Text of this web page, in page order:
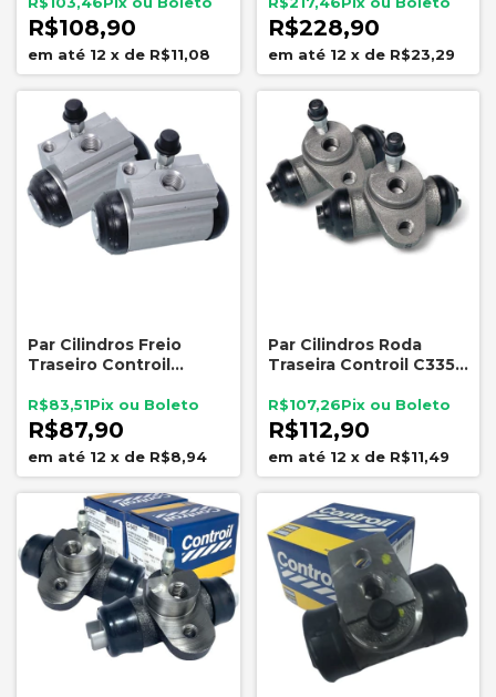
R$108,90
12 x de R$11,08
R$228,90
12 x de R$23,29
Par Cilindros Freio
Traseiro Controil
Fiesta Ecosport
R$87,90
R$83,51
12 x de R$8,94
Par Cilindros Roda
Traseira Controil C3352
Furos
R$112,90
R$107,26
12 x de R$11,49